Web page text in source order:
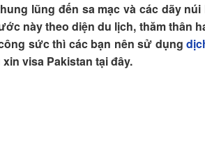
lũng đến sa mạc và các dãy
này theo diện du lịch, thăm thân
sức thì các bạn nên sử dụng
visa Pakistan tại đây.